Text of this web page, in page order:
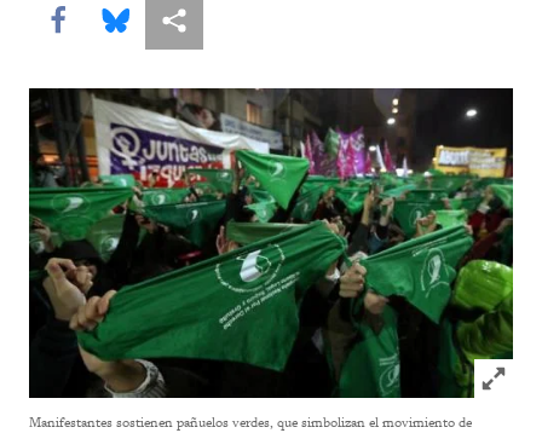
Share this via Facebook
Share this via Bluesky
Share this via Compartir
Click to
Manifestantes sostienen pañuelos verdes, que simbolizan el movimiento de